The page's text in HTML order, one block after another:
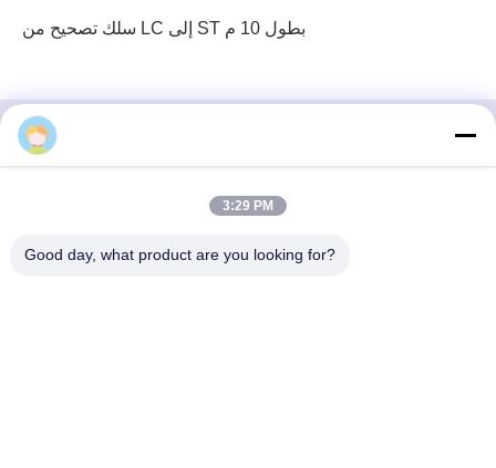
سلك تصحيح من LC إلى ST بطول 10 م
بريد إلكتروني: fanny@opticking.com
3:29 PM
Good day, what product are you looking for?